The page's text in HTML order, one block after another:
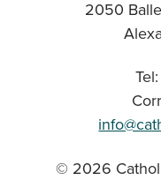
2050
© 2026